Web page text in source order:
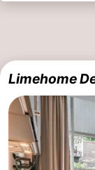
Limehome